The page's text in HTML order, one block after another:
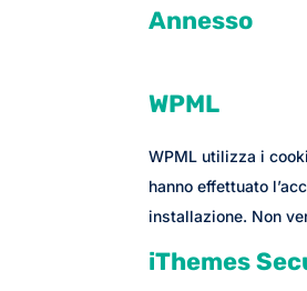
Annesso
WPML
WPML utilizza i
hanno effettuato
installazione. Non
iThemes